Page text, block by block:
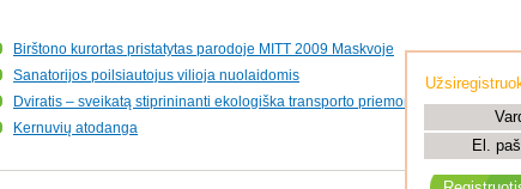
El.
Birštono kurortas pristatytas parodoje MITT 2009 Maskvoje
Sanatorijos poilsiautojus vilioja nuolaidomis
Dviratis – sveikatą stiprininanti ekologiška transporto priemonė
Kernuvių atodanga